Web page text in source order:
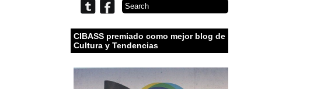
CIBASS premiado como mejor blog de
Cultura y Tendencias